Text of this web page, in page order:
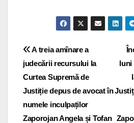
Navigare
în
articole
luni
A treia amînare a
judecării recursului la
Curtea Supremă de
Justiție depus de avocat în
numele inculpaților
Zaporojan Angela și Tofan